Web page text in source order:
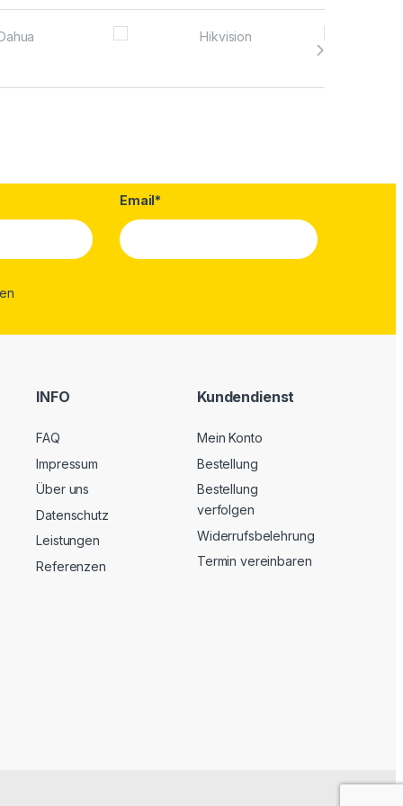
Email*
INFO
FAQ
Impressum
Über uns
Datenschutz
Leistungen
Referenzen
Kundendienst
Mein Konto
Bestellung
Bestellung
verfolgen
Widerrufsbelehrung
Termin vereinbaren